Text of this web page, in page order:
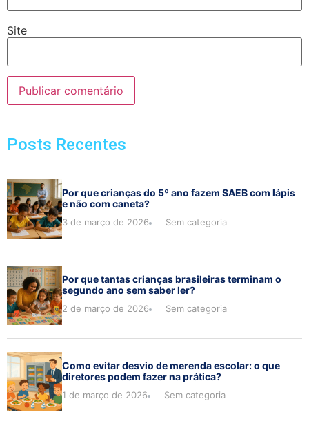
Site
Posts Recentes
Por que crianças do 5º ano fazem SAEB com lápis
e não com caneta?
3 de março de 2026 Sem categoria
Por que tantas crianças brasileiras terminam o
segundo ano sem saber ler?
2 de março de 2026 Sem categoria
Como evitar desvio de merenda escolar: o que
diretores podem fazer na prática?
1 de março de 2026 Sem categoria